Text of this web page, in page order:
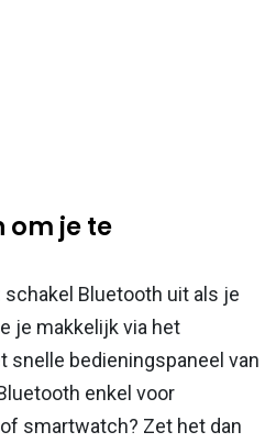
om je te
Bluetooth uit als je
je makkelijk via het
snelle bedieningspaneel van
enkel voor
smartwatch? Zet het dan